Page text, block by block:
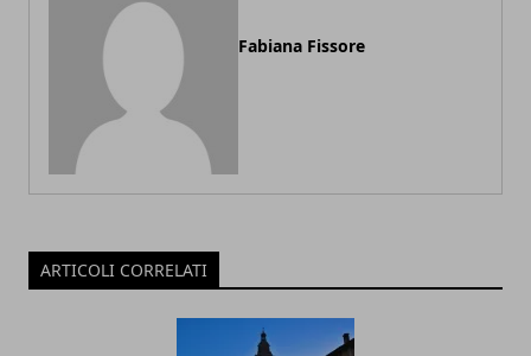
Fabiana Fissore
ARTICOLI CORRELATI